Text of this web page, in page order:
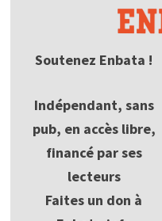
Soutenez Enbata !
Indépendant, sans
pub, en accès libre,
financé par ses
lecteurs
Faites un don à